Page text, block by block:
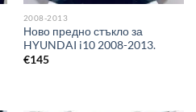
2008-2013
Ново предно стъкло за
HYUNDAI i10 2008-2013.
€145